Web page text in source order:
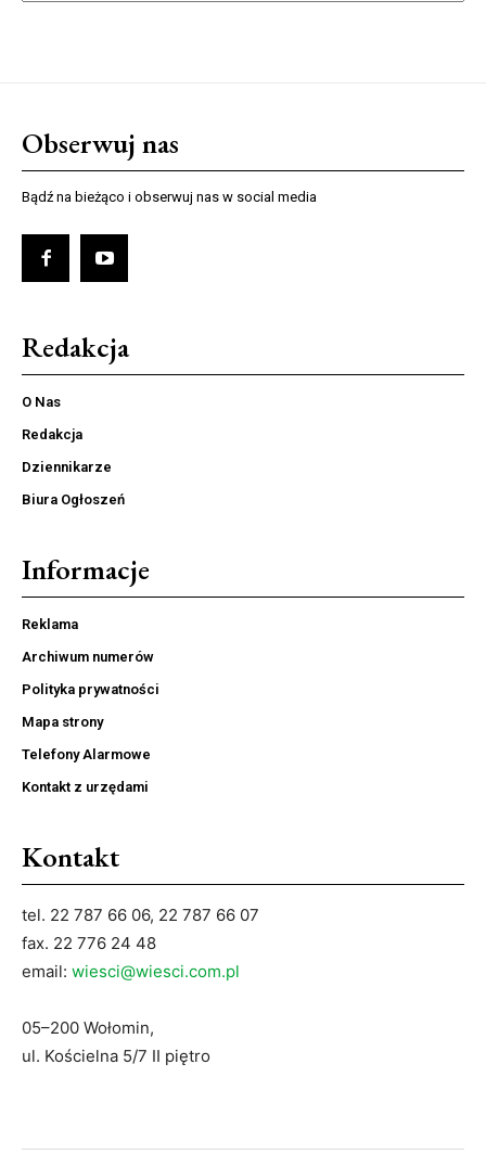
Obserwuj nas
Bądź na bieżąco i obserwuj nas w social media
Redakcja
O Nas
Redakcja
Dziennikarze
Biura Ogłoszeń
Informacje
Reklama
Archiwum numerów
Polityka prywatności
Mapa strony
Telefony Alarmowe
Kontakt z urzędami
Kontakt
tel. 22 787 66 06, 22 787 66 07
fax. 22 776 24 48
email: wiesci@wiesci.com.pl
05–200 Wołomin,
ul. Kościelna 5/7 II piętro